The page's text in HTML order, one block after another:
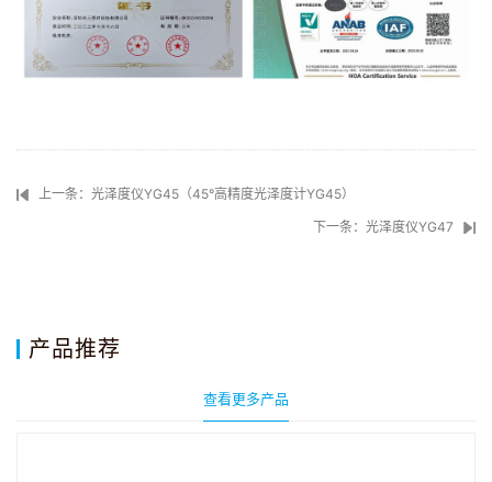
上一条：光泽度仪YG45（45°高精度光泽度计YG45）
下一条：光泽度仪YG47
产品推荐
查看更多产品